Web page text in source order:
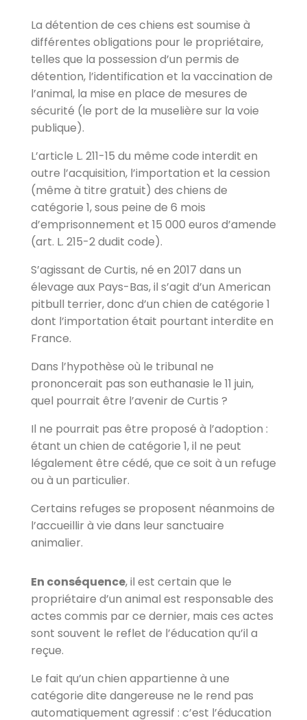
La détention de ces chiens est soumise à
différentes obligations pour le propriétaire,
telles que la possession d’un permis de
détention, l’identification et la vaccination de
l’animal, la mise en place de mesures de
sécurité (le port de la muselière sur la voie
publique).
L’article L. 211-15 du même code interdit en
outre l’acquisition, l’importation et la cession
(même à titre gratuit) des chiens de
catégorie 1, sous peine de 6 mois
d’emprisonnement et 15 000 euros d’amende
(art. L. 215-2 dudit code).
S’agissant de Curtis, né en 2017 dans un
élevage aux Pays-Bas, il s’agit d’un American
pitbull terrier, donc d’un chien de catégorie 1
dont l’importation était pourtant interdite en
France.
Dans l’hypothèse où le tribunal ne
prononcerait pas son euthanasie le 11 juin,
quel pourrait être l’avenir de Curtis ?
Il ne pourrait pas être proposé à l’adoption :
étant un chien de catégorie 1, il ne peut
légalement être cédé, que ce soit à un refuge
ou à un particulier.
Certains refuges se proposent néanmoins de
l’accueillir à vie dans leur sanctuaire
animalier.
En conséquence, il est certain que le
propriétaire d’un animal est responsable des
actes commis par ce dernier, mais ces actes
sont souvent le reflet de l’éducation qu’il a
reçue.
Le fait qu’un chien appartienne à une
catégorie dite dangereuse ne le rend pas
automatiquement agressif : c’est l’éducation